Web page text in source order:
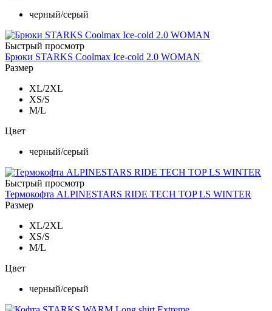
черный/серый
Быстрый просмотр
Брюки STARKS Coolmax Ice-cold 2.0 WOMAN
Размер
XL/2XL
XS/S
M/L
Цвет
черный/серый
Быстрый просмотр
Термокофта ALPINESTARS RIDE TECH TOP LS WINTER
Размер
XL/2XL
XS/S
M/L
Цвет
черный/серый